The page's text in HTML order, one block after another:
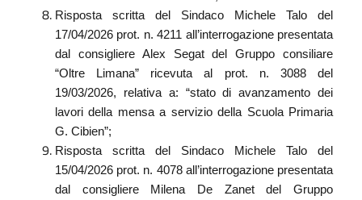
Risposta scritta del Sindaco Michele Talo del
17/04/2026 prot. n. 4211 all’interrogazione presentata
dal consigliere Alex Segat del Gruppo consiliare
“Oltre Limana” ricevuta al prot. n. 3088 del
19/03/2026, relativa a: “stato di avanzamento dei
lavori della mensa a servizio della Scuola Primaria
G. Cibien”;
Risposta scritta del Sindaco Michele Talo del
15/04/2026 prot. n. 4078 all’interrogazione presentata
dal consigliere Milena De Zanet del Gruppo